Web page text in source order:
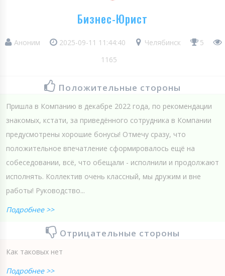
Бизнес-Юрист
Аноним 2025-09-11 11:44:40 Челябинск
5
1165
Положительные стороны
Пришла в Компанию в декабре 2022 года, по рекомендации
знакомых, кстати, за приведённого сотрудника в Компании
предусмотрены хорошие бонусы! Отмечу сразу, что
положительное впечатление сформировалось ещё на
собеседовании, всё, что обещали - исполнили и продолжают
исполнять. Коллектив очень классный, мы дружим и вне
работы! Руководство...
Подробнее >>
Отрицательные стороны
Как таковых нет
Подробнее >>